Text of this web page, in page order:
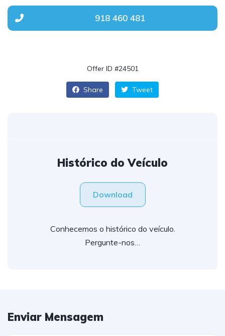
918 460 481
Offer ID #24501
Share Tweet
Histórico do Veículo
Download
Conhecemos o histórico do veículo.
Pergunte-nos…
Enviar Mensagem